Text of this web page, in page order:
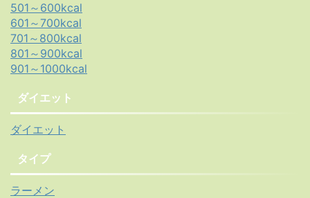
501～600kcal
601～700kcal
701～800kcal
801～900kcal
901～1000kcal
ダイエット
ダイエット
タイプ
ラーメン